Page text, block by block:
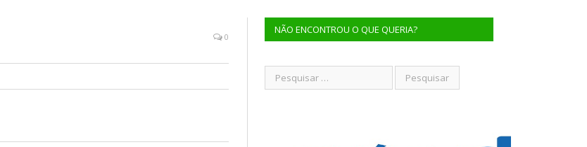
0
NÃO ENCONTROU O QUE QUERIA?